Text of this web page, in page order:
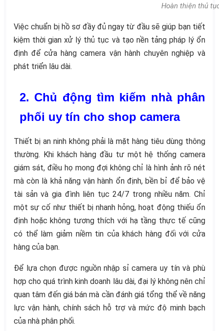
Hoàn thiện thủ
Việc chuẩn bị hồ sơ đầy đủ ngay từ đầu sẽ giúp bạn tiết
kiệm thời gian xử lý thủ tục và tạo nền tảng pháp lý ổn
định để cửa hàng camera vận hành chuyên nghiệp và
phát triển lâu dài.
2. Chủ động tìm kiếm nhà phân
phối uy tín cho shop camera
Thiết bị an ninh không phải là mặt hàng tiêu dùng thông
thường. Khi khách hàng đầu tư một hệ thống camera
giám sát, điều họ mong đợi không chỉ là hình ảnh rõ nét
mà còn là khả năng vận hành ổn định, bền bỉ để bảo vệ
tài sản và gia đình liên tục 24/7 trong nhiều năm. Chỉ
một sự cố như thiết bị nhanh hỏng, hoạt động thiếu ổn
định hoặc không tương thích với hạ tầng thực tế cũng
có thể làm giảm niềm tin của khách hàng đối với cửa
hàng của bạn.
Để lựa chọn được nguồn nhập sỉ camera uy tín và phù
hợp cho quá trình kinh doanh lâu dài, đại lý không nên chỉ
quan tâm đến giá bán mà cần đánh giá tổng thể về năng
lực vận hành, chính sách hỗ trợ và mức độ minh bạch
của nhà phân phối.